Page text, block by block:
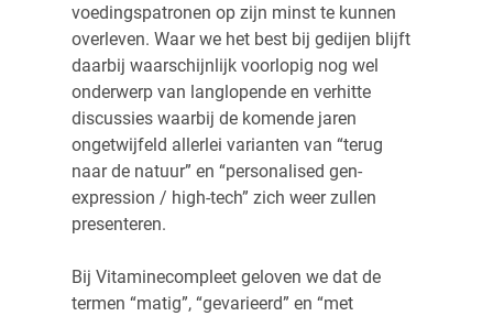
voedingspatronen op zijn minst te kunnen
overleven. Waar we het best bij gedijen blijft
daarbij waarschijnlijk voorlopig nog wel
onderwerp van langlopende en verhitte
discussies waarbij de komende jaren
ongetwijfeld allerlei varianten van “terug
naar de natuur” en “personalised gen-
expression / high-tech” zich weer zullen
presenteren.
Bij Vitaminecompleet geloven we dat de
termen “matig”, “gevarieerd” en “met